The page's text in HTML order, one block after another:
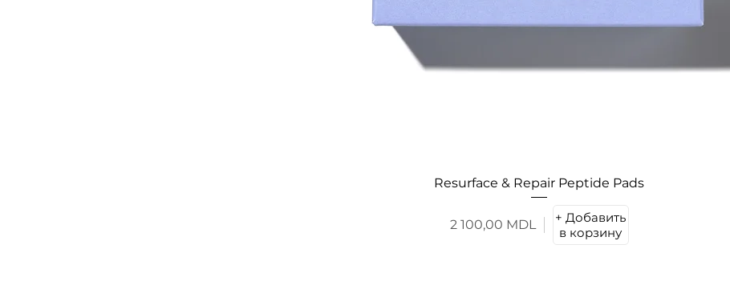
Resurface & Repair Peptide Pads
Цена
2 100,00 MDL
+ Добавить
в корзину